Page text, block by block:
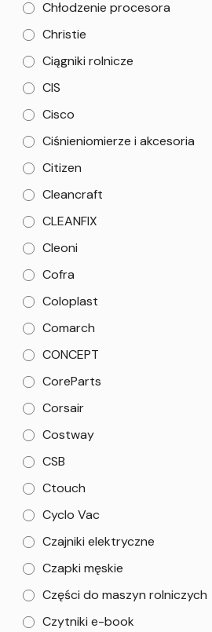
Chłodzenie procesora
Christie
Ciągniki rolnicze
CIS
Cisco
Ciśnieniomierze i akcesoria
Citizen
Cleancraft
CLEANFIX
Cleoni
Cofra
Coloplast
Comarch
CONCEPT
CoreParts
Corsair
Costway
CSB
Ctouch
Cyclo Vac
Czajniki elektryczne
Czapki męskie
Części do maszyn rolniczych
Czytniki e-book